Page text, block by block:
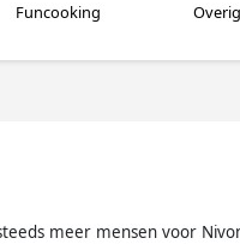
Funcooking
meer mensen voor